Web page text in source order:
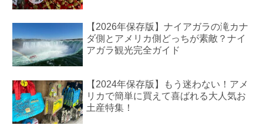
【2026年保存版】ナイアガラの滝カナ
ダ側とアメリカ側どっちが素敵？ナイ
アガラ観光完全ガイド
【2024年保存版】もう迷わない！アメ
リカで簡単に買えて喜ばれる大人気お
土産特集！